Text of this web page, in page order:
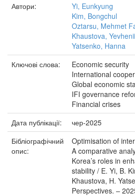
Автори:
Yi, Eunkyung
Kim, Bongchul
Oztarsu, Mehmet
Khaustova,
Yatsenko, Hanna
Ключові слова:
Economic security
International
Global economic
IFI governance
Financial crises
Дата публікації:
чер-2025
Бібліографічний
опис:
Optimisation of
A comparative
Korea’s roles in
stability / E. Yi, B.
Khaustova, H.
Perspectives. –